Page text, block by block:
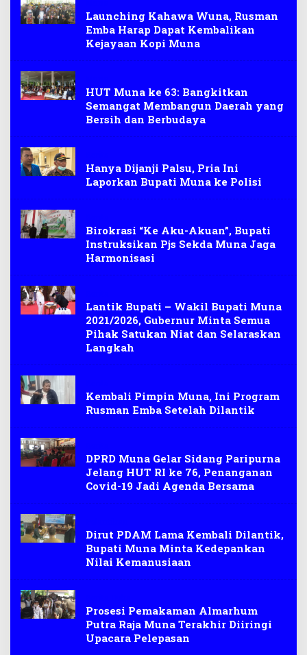
Launching Kahawa Wuna, Rusman
Emba Harap Dapat Kembalikan
Kejayaan Kopi Muna
HUT Muna ke 63: Bangkitkan
Semangat Membangun Daerah yang
Bersih dan Berbudaya
Hanya Dijanji Palsu, Pria Ini
Laporkan Bupati Muna ke Polisi
Birokrasi “Ke Aku-Akuan”, Bupati
Instruksikan Pjs Sekda Muna Jaga
Harmonisasi
Lantik Bupati – Wakil Bupati Muna
2021/2026, Gubernur Minta Semua
Pihak Satukan Niat dan Selaraskan
Langkah
Kembali Pimpin Muna, Ini Program
Rusman Emba Setelah Dilantik
DPRD Muna Gelar Sidang Paripurna
Jelang HUT RI ke 76, Penanganan
Covid-19 Jadi Agenda Bersama
Dirut PDAM Lama Kembali Dilantik,
Bupati Muna Minta Kedepankan
Nilai Kemanusiaan
Prosesi Pemakaman Almarhum
Putra Raja Muna Terakhir Diiringi
Upacara Pelepasan